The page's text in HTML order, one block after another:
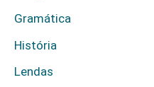
Gramática
História
Lendas